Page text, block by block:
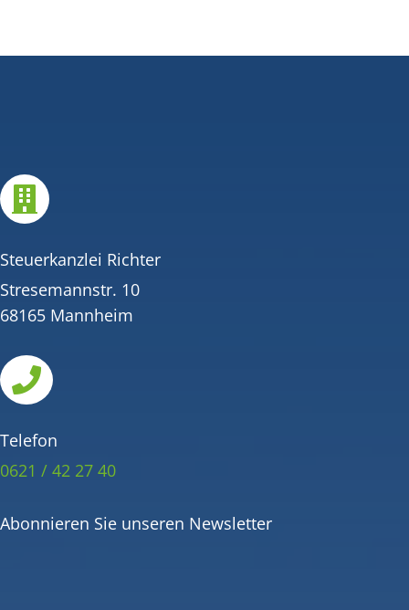

Steuerkanzlei Richter
Stresemannstr. 10
68165 Mannheim

Telefon
0621 / 42 27 40
Abonnieren Sie unseren Newsletter